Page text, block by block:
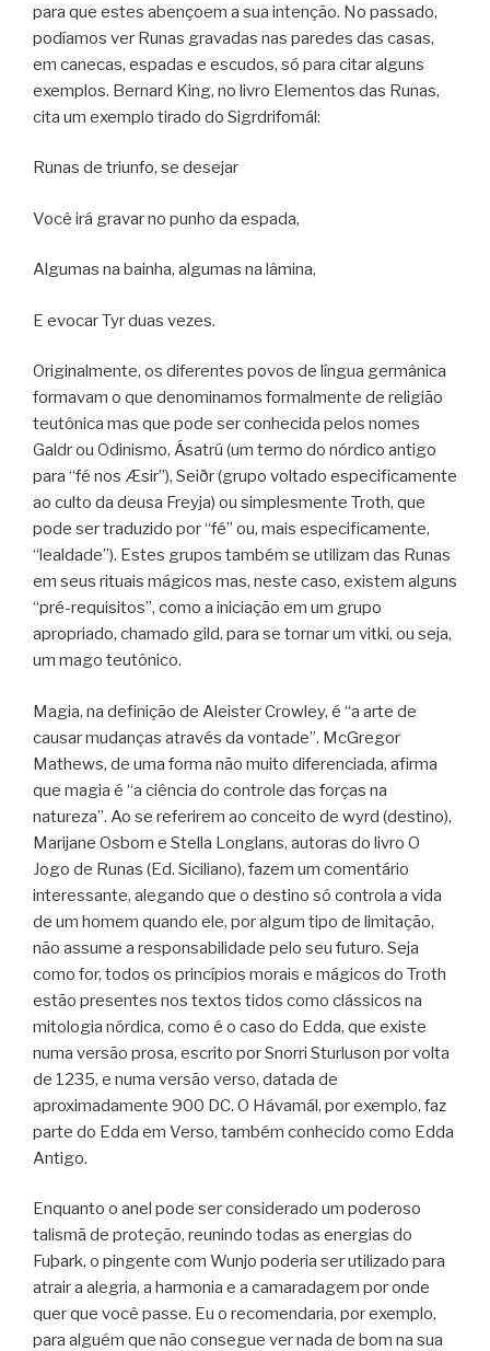
para que estes abençoem a sua intenção. No passado,
podíamos ver Runas gravadas nas paredes das casas,
em canecas, espadas e escudos, só para citar alguns
exemplos. Bernard King, no livro Elementos das Runas,
cita um exemplo tirado do Sigrdrifomál:
Runas de triunfo, se desejar
Você irá gravar no punho da espada,
Algumas na bainha, algumas na lâmina,
E evocar Tyr duas vezes.
Originalmente, os diferentes povos de língua germânica
formavam o que denominamos formalmente de religião
teutônica mas que pode ser conhecida pelos nomes
Galdr ou Odinismo, Ásatrú (um termo do nórdico antigo
para “fé nos Æsir”), Seiðr (grupo voltado especificamente
ao culto da deusa Freyja) ou simplesmente Troth, que
pode ser traduzido por “fé” ou, mais especificamente,
“lealdade”). Estes grupos também se utilizam das Runas
em seus rituais mágicos mas, neste caso, existem alguns
“pré-requisitos”, como a iniciação em um grupo
apropriado, chamado gild, para se tornar um vitki, ou seja,
um mago teutônico.
Magia, na definição de Aleister Crowley, é “a arte de
causar mudanças através da vontade”. McGregor
Mathews, de uma forma não muito diferenciada, afirma
que magia é “a ciência do controle das forças na
natureza”. Ao se referirem ao conceito de wyrd (destino),
Marijane Osborn e Stella Longlans, autoras do livro O
Jogo de Runas (Ed. Siciliano), fazem um comentário
interessante, alegando que o destino só controla a vida
de um homem quando ele, por algum tipo de limitação,
não assume a responsabilidade pelo seu futuro. Seja
como for, todos os princípios morais e mágicos do Troth
estão presentes nos textos tidos como clássicos na
mitologia nórdica, como é o caso do Edda, que existe
numa versão prosa, escrito por Snorri Sturluson por volta
de 1235, e numa versão verso, datada de
aproximadamente 900 DC. O Hávamál, por exemplo, faz
parte do Edda em Verso, também conhecido como Edda
Antigo.
Enquanto o anel pode ser considerado um poderoso
talismã de proteção, reunindo todas as energias do
Fuþark, o pingente com Wunjo poderia ser utilizado para
atrair a alegria, a harmonia e a camaradagem por onde
quer que você passe. Eu o recomendaria, por exemplo,
para alguém que não consegue ver nada de bom na sua